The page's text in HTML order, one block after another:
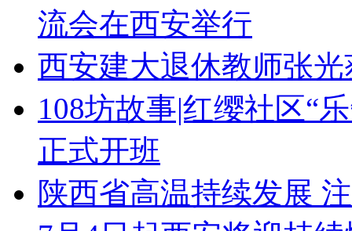
流会在西安举行
西安建大退休教师张
108坊故事|红缨社区“
正式开班
陕西省高温持续发展